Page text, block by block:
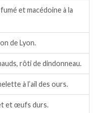
et macédoine à la
de Lyon.
rôti de dindonneau.
à l’ail des ours.
et œufs durs.